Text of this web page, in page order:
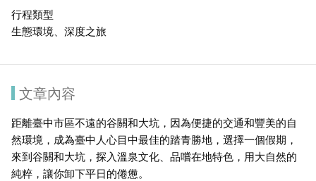
行程類型
生態環境、深度之旅
文章內容
距離臺中市區不遠的谷關和大坑，因為便捷的交通和豐美的自
然環境，成為臺中人心目中最佳的踏青勝地，選擇一個假期，
來到谷關和大坑，探入溫泉文化、品嚐在地特色，用大自然的
純粹，讓你卸下平日的倦憊。